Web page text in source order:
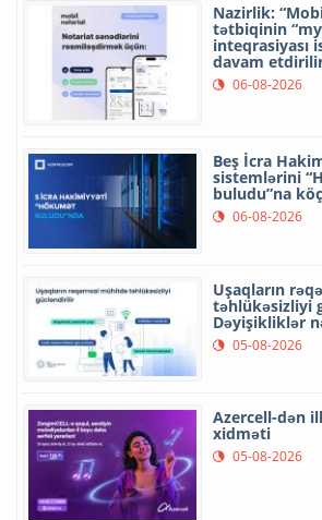
Nazirlik:
tətbiqinin
inteqrasiyası
davam
06-08-2026
Beş İcra
sistemlərini
buludu”na
06-08-2026
Uşaqların
təhlükəsizliyi
Dəyişikliklər
05-08-2026
Azercell-dən
xidməti
05-08-2026